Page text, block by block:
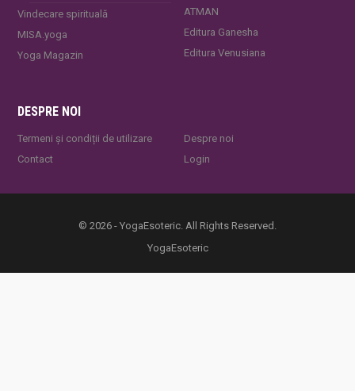
Vindecare spirituală
MISA.yoga
Yoga Magazin
ATMAN
Editura Ganesha
Editura Venusiana
DESPRE NOI
Termeni și condiții de utilizare
Contact
Despre noi
Login
© 2026 - YogaEsoteric. All Rights Reserved.
YogaEsoteric